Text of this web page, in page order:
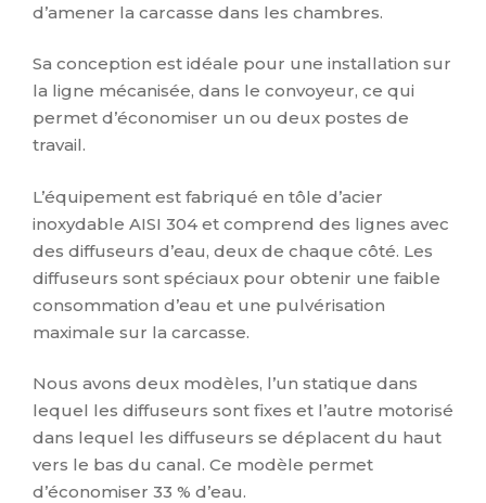
d’amener la carcasse dans les chambres.
Sa conception est idéale pour une installation sur
la ligne mécanisée, dans le convoyeur, ce qui
permet d’économiser un ou deux postes de
travail.
L’équipement est fabriqué en tôle d’acier
inoxydable AISI 304 et comprend des lignes avec
des diffuseurs d’eau, deux de chaque côté. Les
diffuseurs sont spéciaux pour obtenir une faible
consommation d’eau et une pulvérisation
maximale sur la carcasse.
Nous avons deux modèles, l’un statique dans
lequel les diffuseurs sont fixes et l’autre motorisé
dans lequel les diffuseurs se déplacent du haut
vers le bas du canal. Ce modèle permet
d’économiser 33 % d’eau.